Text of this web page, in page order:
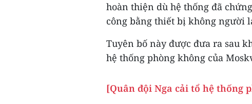
hoàn thiện dù hệ thống đã
công bằng thiết bị không người
Tuyên bố này được đưa ra sau
hệ thống phòng không của
[Quân đội Nga cải tổ hệ thống